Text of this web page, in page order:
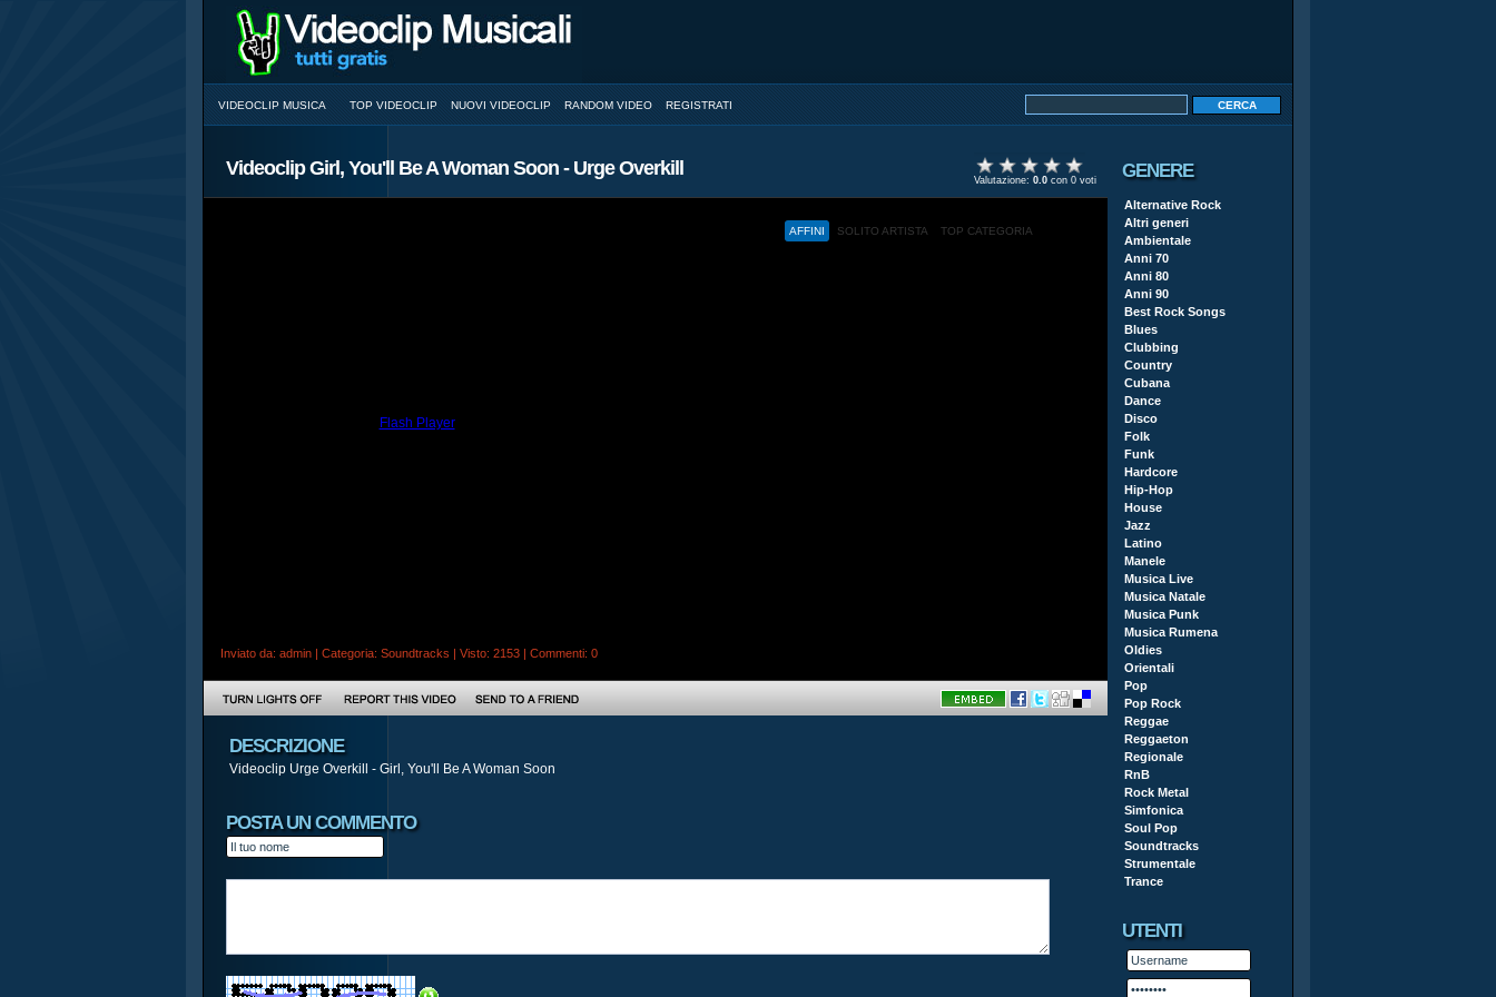
VIDEOCLIP MUSICA TOP VIDEOCLIP NUOVI VIDEOCLIP RANDOM VIDEO REGISTRATI
Videoclip Girl, You'll Be A Woman Soon - Urge Overkill
Valutazione: 0.0 con 0 voti
Flash Playerinstalled and a browser with JavaScript support.
AFFINI SOLITO ARTISTA TOP CATEGORIA
Inviato da: admin | Categoria: Soundtracks | Visto: 2153 | Commenti: 0
DESCRIZIONE
Videoclip Urge Overkill - Girl, You'll Be A Woman Soon
POSTA UN COMMENTO
GENERE
Alternative Rock
Altri generi
Ambientale
Anni 70
Anni 80
Anni 90
Best Rock Songs
Blues
Clubbing
Country
Cubana
Dance
Disco
Folk
Funk
Hardcore
Hip-Hop
House
Jazz
Latino
Manele
Musica Live
Musica Natale
Musica Punk
Musica Rumena
Oldies
Orientali
Pop
Pop Rock
Reggae
Reggaeton
Regionale
RnB
Rock Metal
Simfonica
Soul Pop
Soundtracks
Strumentale
Trance
UTENTI